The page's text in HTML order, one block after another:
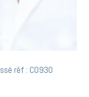
réf : C0930